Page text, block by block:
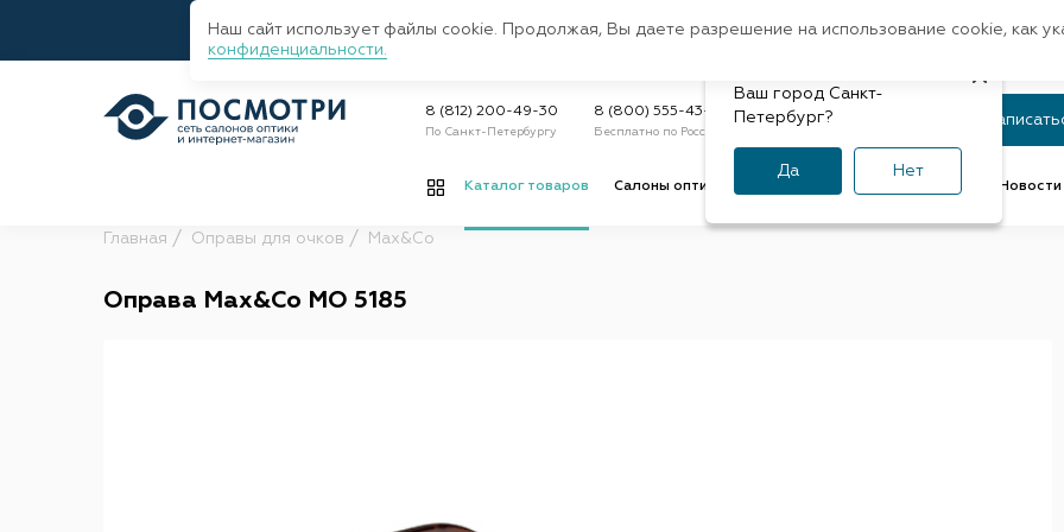
Регион:Санкт-Петербург Быстрая
8 (812) 200-49-30
По Санкт-Петербургу
8 (800) 555-43-47
Бесплатно по России
Статус заказа
Каталог товаров Салоны оптики Новости
Главная Оправы для очков Max&Co
Оправа Max&Co MO 5185
Ваш город Санкт-
Петербург?
Да Нет
Наш сайт использует файлы cookie. Продолжая, Вы даете разрешение на использование cookie, как
конфиденциальности.